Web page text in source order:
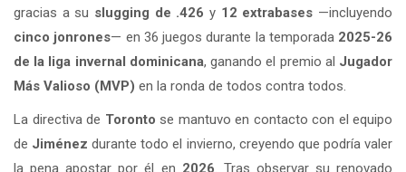
gracias a su slugging de .426 y 12 extrabases —incluyendo
cinco jonrones— en 36 juegos durante la temporada 2025-26
de la liga invernal dominicana, ganando el premio al Jugador
Más Valioso (MVP) en la ronda de todos contra todos.
La directiva de Toronto se mantuvo en contacto con el equipo
de Jiménez durante todo el invierno, creyendo que podría valer
la pena apostar por él en 2026 . Tras observar su renovado